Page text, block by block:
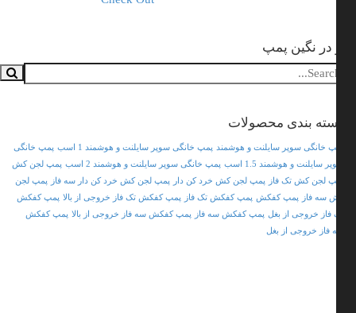
نگین پمپ
بندی محصولات
خانگی سوپر سایلنت و هوشمند پمپ خانگی سوپر سایلنت و هوشمند 1 اسب
پمپ خانگی
سایلنت و هوشمند 1.5 اسب
پمپ خانگی سوپر سایلنت و هوشمند 2 اسب
پمپ لجن کش
لجن کش تک فاز
پمپ لجن کش خرد کن دار پمپ لجن کش خرد کن دار سه فاز پمپ لجن
سه فاز پمپ کفکش پمپ کفکش تک فاز پمپ کفکش تک فاز خروجی از بالا پمپ کفکش
فاز خروجی از بغل
پمپ کفکش سه فاز پمپ کفکش سه فاز خروجی از بالا پمپ کفکش
فاز خروجی از بغل